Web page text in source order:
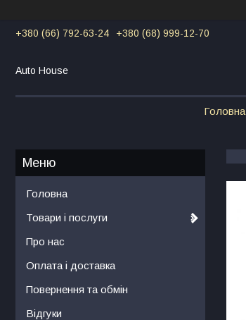
+380 (66) 792-63-24 +380 (68) 999-12-70
Auto House
Головна
Головна
Товари і послуги
Про нас
Оплата і доставка
Повернення та обмін
Відгуки